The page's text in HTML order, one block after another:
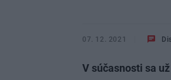
07. 12. 2021
V súčasnosti sa